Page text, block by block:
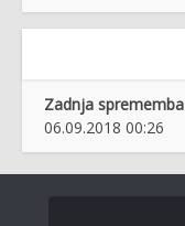
Zadnja sprememba
06.09.2018 00:26